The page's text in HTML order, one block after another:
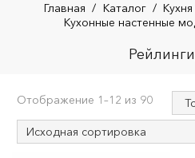
Главная / Каталог /
Кухонные настенные
Отображение 1–12 из 90